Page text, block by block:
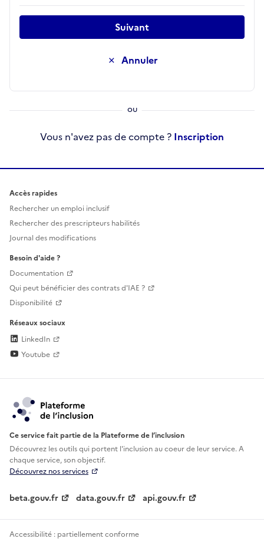
Annuler
Suivant
Vous n'avez pas de compte ? Inscription
Accès rapides
Rechercher un emploi inclusif
Rechercher des prescripteurs habilités
Journal des modifications
Besoin d'aide ?
Documentation
Qui peut bénéficier des contrats d'IAE ?
Disponibilité
Réseaux sociaux
LinkedIn
Youtube
Ce service fait partie de la Plateforme de l’inclusion
Découvrez les outils qui portent l'inclusion aucoeur de leur service. A
chaque service, son objectif.
Découvrez nos services
beta.gouv.fr data.gouv.fr api.gouv.fr
Accessibilité : partiellement conforme